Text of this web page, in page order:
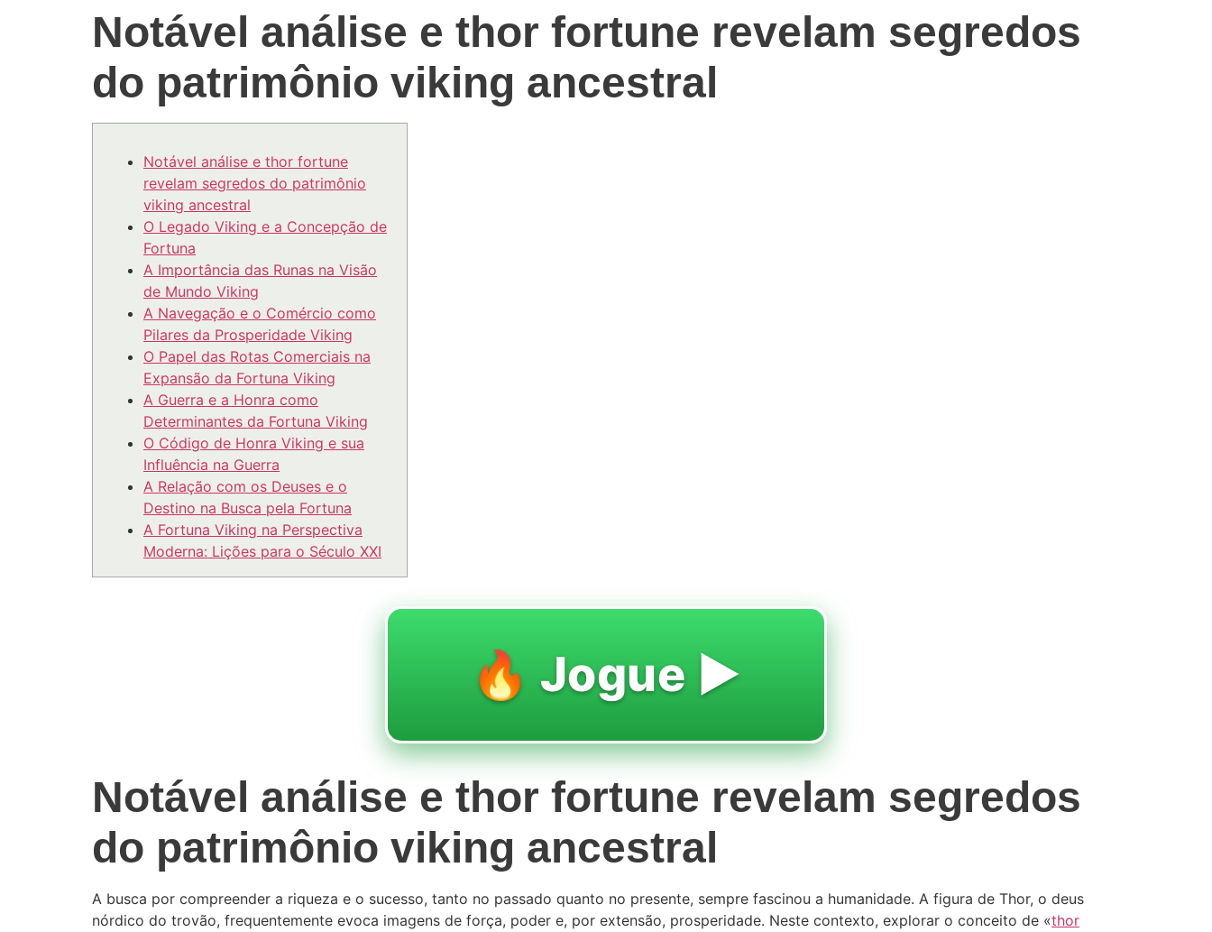
Notável análise e thor fortune revelam segredos
do patrimônio viking ancestral
Notável análise e thor fortune
revelam segredos do patrimônio
viking ancestral
O Legado Viking e a Concepção de
Fortuna
A Importância das Runas na Visão
de Mundo Viking
A Navegação e o Comércio como
Pilares da Prosperidade Viking
O Papel das Rotas Comerciais na
Expansão da Fortuna Viking
A Guerra e a Honra como
Determinantes da Fortuna Viking
O Código de Honra Viking e sua
Influência na Guerra
A Relação com os Deuses e o
Destino na Busca pela Fortuna
A Fortuna Viking na Perspectiva
Moderna: Lições para o Século XXI
🔥 Jogue ▶️
Notável análise e thor fortune revelam segredos
do patrimônio viking ancestral
A busca por compreender a riqueza e o sucesso, tanto no passado quanto no presente, sempre fascinou a humanidade. A figura de Thor, o deus
nórdico do trovão, frequentemente evoca imagens de força, poder e, por extensão, prosperidade. Neste contexto, explorar o conceito de «thor